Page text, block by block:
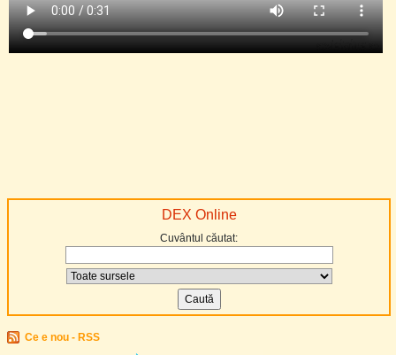
DEX Online
Cuvântul căutat:
Ce e nou - RSS